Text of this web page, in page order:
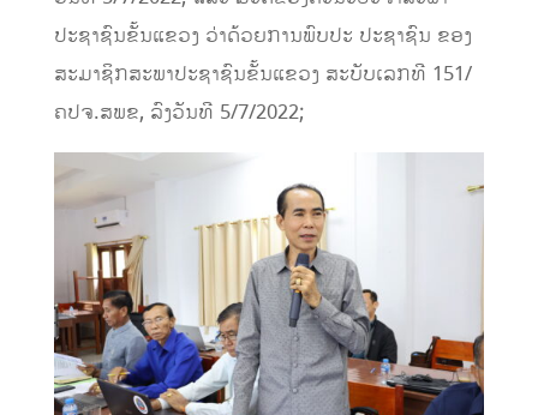
ປະຊາຊົນຂັ້ນແຂວງ ວ່າດ້ວຍການພົບປະ ປະຊາຊົນ ຂອງ
ສະມາຊິກສະພາປະຊາຊົນຂັ້ນແຂວງ ສະບັບເລກທີ 151/
ຄປຈ.ສພຂ, ລົງວັນທີ 5/7/2022;